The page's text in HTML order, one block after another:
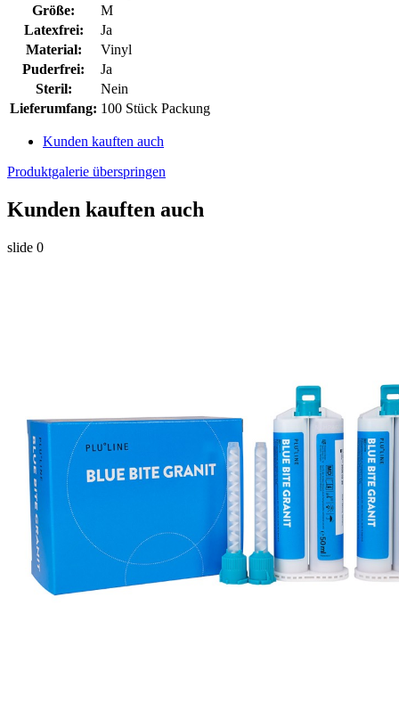
Größe:
M
Latexfrei:
Ja
Material:
Vinyl
Puderfrei:
Ja
Steril:
Nein
Lieferumfang: 100 Stück Packung
Kunden kauften auch
Produktgalerie überspringen
Kunden kauften auch
slide 0